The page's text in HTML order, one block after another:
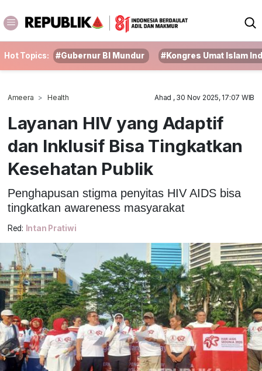
Hot Topics: #Gubernur BI Mundur #Kongres Umat Islam
Ameera Health Ahad , 30 Nov 2025, 17:07 WIB
‎Layanan HIV yang Adaptif
dan Inklusif Bisa Tingkatkan
Kesehatan Publik
Penghapusan stigma penyitas HIV AIDS bisa
tingkatkan awareness masyarakat
Red: Intan Pratiwi